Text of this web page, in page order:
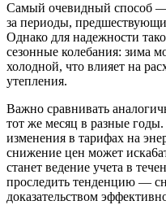
Самый очевидный способ —
за периоды,
Однако для надежности
сезонные колебания: зима
холодной, что влияет на
утепления.
Важно сравнивать
тот же месяц в разные
изменения в тарифах на
снижение цен может
станет ведение учета в
проследить тенденцию —
доказательством